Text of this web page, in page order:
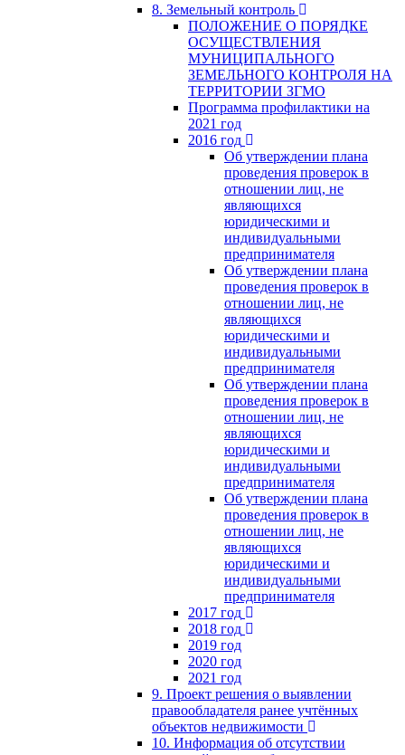
8. Земельный контроль
ПОЛОЖЕНИЕ О ПОРЯДКЕ
ОСУЩЕСТВЛЕНИЯ
МУНИЦИПАЛЬНОГО
ЗЕМЕЛЬНОГО КОНТРОЛЯ НА
ТЕРРИТОРИИ ЗГМО
Программа профилактики на
2021 год
2016 год
Об утверждении плана
проведения проверок в
отношении лиц, не
являющихся
юридическими и
индивидуальными
предпринимателя
Об утверждении плана
проведения проверок в
отношении лиц, не
являющихся
юридическими и
индивидуальными
предпринимателя
Об утверждении плана
проведения проверок в
отношении лиц, не
являющихся
юридическими и
индивидуальными
предпринимателя
Об утверждении плана
проведения проверок в
отношении лиц, не
являющихся
юридическими и
индивидуальными
предпринимателя
2017 год
2018 год
2019 год
2020 год
2021 год
9. Проект решения о выявлении
правообладателя ранее учтённых
объектов недвижимости
10. Информация об отсутствии